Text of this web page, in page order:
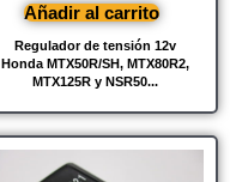
Regulador de tensión 12v
Honda MTX50R/SH, MTX80R2,
MTX125R y NSR50...
Añadir al carrito